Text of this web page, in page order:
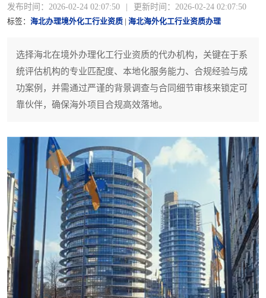
发布时间：2026-02-24 02:07:50 更新时间：2026-02-24 02:07:50
标签： 海北办理境外化工行业资质 海北海外化工行业资质办理
选择海北在境外办理化工行业资质的代办机构，关键在于系
统评估机构的专业匹配度、本地化服务能力、合规经验与成
功案例，并需通过严谨的背景调查与合同细节审核来锁定可
靠伙伴，确保海外项目合规高效落地。